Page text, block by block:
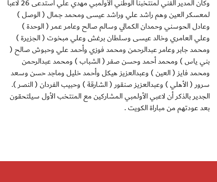
وكان المدير الفني لمنتخبنا الوطني الأولمبي مهدي علي استدعى 26 لاعباً
لمعسكر العين وهم راشد علي وراشد عيسى ومحمد جمال ( الوصل )
وعادل الحوسني وحمدان الكمالي وسالم صالح وعامر عمر ( الوحدة )
وعلي العامري وخالد عيسى وسلطان برغش وعلي مبخوت ( الجزيرة )
ومحمد جابر وعامر عبدالرحمن ومحمد فوزي وأحمد علي وحبوش صالح (
بني ياس ) ومحمد أحمد وحسن صفر ( الشباب ) ومحمد عبدالرحمن
ومحمد فايز ( العين ) وعبدالعزيز هيكل وأحمد خليل وماجد حسن وسعد
سرور ( الأهلي ) وعبدالعزيز صنقور ( الشارقة ) وحبيب الفردان ( النصر ).
الجدير بالذكر أن لاعبي الأولمبي المشاركين مع المنتخب الأول سيلتحقون
بعد عودتهم من مباراة الكويت .